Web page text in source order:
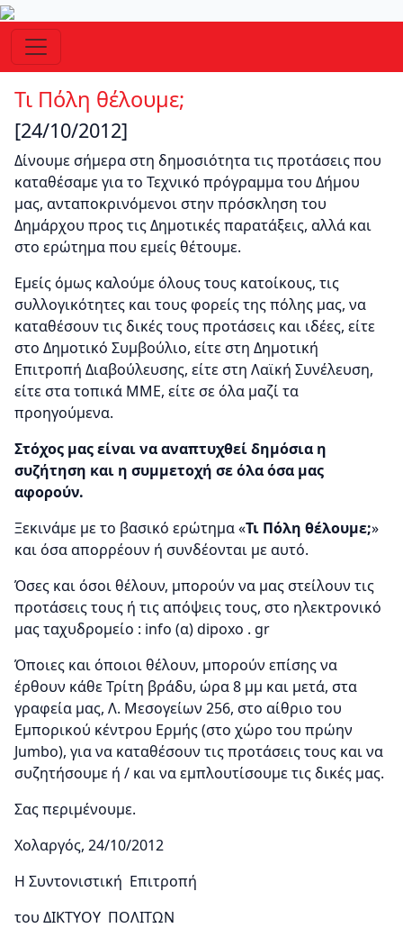
Τι Πόλη θέλουμε;
[24/10/2012]
Δίνουμε σήμερα στη δημοσιότητα τις προτάσεις που
καταθέσαμε για το Τεχνικό πρόγραμμα του Δήμου
μας, ανταποκρινόμενοι στην πρόσκληση του
Δημάρχου προς τις Δημοτικές παρατάξεις, αλλά και
στο ερώτημα που εμείς θέτουμε.
Εμείς όμως καλούμε όλους τους κατοίκους, τις
συλλογικότητες και τους φορείς της πόλης μας, να
καταθέσουν τις δικές τους προτάσεις και ιδέες, είτε
στο Δημοτικό Συμβούλιο, είτε στη Δημοτική
Επιτροπή Διαβούλευσης, είτε στη Λαϊκή Συνέλευση,
είτε στα τοπικά ΜΜΕ, είτε σε όλα μαζί τα
προηγούμενα.
Στόχος μας είναι να αναπτυχθεί δημόσια η
συζήτηση και η συμμετοχή σε όλα όσα μας
αφορούν.
Ξεκινάμε με το βασικό ερώτημα «Τι Πόλη θέλουμε;»
και όσα απορρέουν ή συνδέονται με αυτό.
Όσες και όσοι θέλουν, μπορούν να μας στείλουν τις
προτάσεις τους ή τις απόψεις τους, στο ηλεκτρονικό
μας ταχυδρομείο : info (α) dipoxo . gr
Όποιες και όποιοι θέλουν, μπορούν επίσης να
έρθουν κάθε Τρίτη βράδυ, ώρα 8 μμ και μετά, στα
γραφεία μας, Λ. Μεσογείων 256, στο αίθριο του
Εμπορικού κέντρου Ερμής (στο χώρο του πρώην
Jumbo), για να καταθέσουν τις προτάσεις τους και να
συζητήσουμε ή / και να εμπλουτίσουμε τις δικές μας.
Σας περιμένουμε.
Χολαργός, 24/10/2012
Η Συντονιστική Επιτροπή
του ΔΙΚΤΥΟΥ ΠΟΛΙΤΩΝ